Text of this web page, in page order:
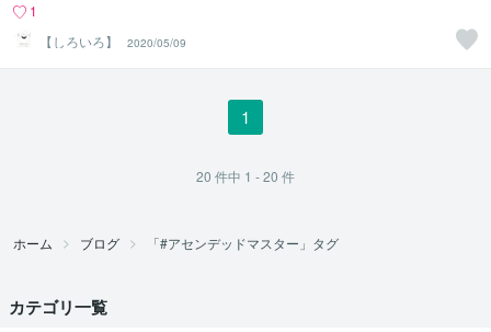
1
【しろいろ】
2020/05/09
1
20 件中 1 - 20 件
ホーム ブログ 「#アセンデッドマスター」タグ
カテゴリ一覧